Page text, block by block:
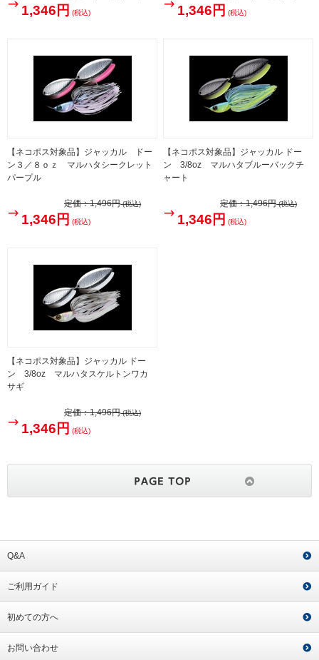
1,346円 (税込) 1,346円 (税込)
【ネコポス対象品】ジャッカル ドー
ン３／８ｏｚ マルハタシークレット
パープル
定価：1,496円(税込)
1,346円 (税込)
【ネコポス対象品】ジャッカル ドー
ン 3/8oz マルハタブルーバックチ
ャート
定価：1,496円(税込)
1,346円 (税込)
【ネコポス対象品】ジャッカル ドー
ン 3/8oz マルハタスケルトンワカ
サギ
定価：1,496円(税込)
1,346円 (税込)
Q&A
ご利用ガイド
初めての方へ
お問い合わせ